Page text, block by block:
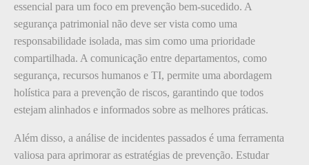
essencial para um foco em prevenção bem-sucedido. A
segurança patrimonial não deve ser vista como uma
responsabilidade isolada, mas sim como uma prioridade
compartilhada. A comunicação entre departamentos, como
segurança, recursos humanos e TI, permite uma abordagem
holística para a prevenção de riscos, garantindo que todos
estejam alinhados e informados sobre as melhores práticas.
Além disso, a análise de incidentes passados é uma ferramenta
valiosa para aprimorar as estratégias de prevenção. Estudar